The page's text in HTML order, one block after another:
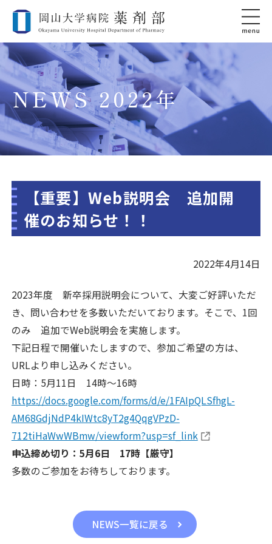
NEWS 2022年
【重要】Web説明会 追加開
催のお知らせ！！
2022年4月14日
2023年度 新卒採用説明会について、大変ご好評いただ
き、問い合わせを多数いただいております。そこで、1回
のみ 追加でWeb説明会を実施します。
下記日程で開催いたしますので、参加ご希望の方は、
URLより申し込みください。
日時：5月11日 14時～16時
https://docs.google.com/forms/d/e/1FAIpQLSfhgL-
AM68GdjNdP4kIWtc8yT2g4QqgVPzD-
712tiHaWwWBmw/viewform?usp=sf_link
申込締め切り：5月6日 17時【厳守】
多数のご参加をお待ちしております。
NEWS一覧に戻る